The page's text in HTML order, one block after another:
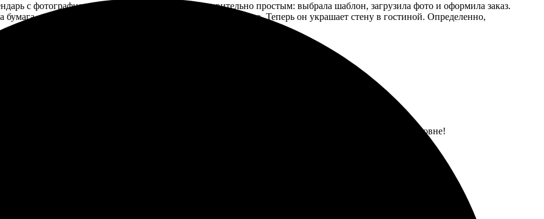
с фотографиями семьи. Процесс оказался удивительно простым: выбрала шаблон, загрузила фото и оформила заказ.
бумага — крепкая. Доставили вовремя, упаковали аккуратно. Теперь он украшает стену в гостиной. Определенно,
место. Заказ разместила легко, все доступно. Итог — качественный продукт, все на высшем уровне!